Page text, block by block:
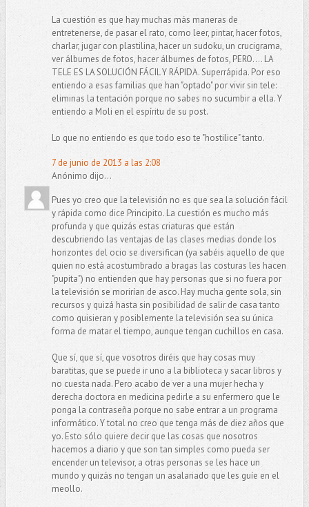
La cuestión es que hay muchas más maneras de
entretenerse, de pasar el rato, como leer, pintar, hacer fotos,
charlar, jugar con plastilina, hacer un sudoku, un crucigrama,
ver álbumes de fotos, hacer álbumes de fotos, PERO.... LA
TELE ES LA SOLUCIÓN FÁCIL Y RÁPIDA. Superrápida. Por eso
entiendo a esas familias que han "optado" por vivir sin tele:
eliminas la tentación porque no sabes no sucumbir a ella. Y
entiendo a Moli en el espíritu de su post.
Lo que no entiendo es que todo eso te "hostilice" tanto.
7 de junio de 2013 a las 2:08
Anónimo dijo...
Pues yo creo que la televisión no es que sea la solución fácil
y rápida como dice Principito. La cuestión es mucho más
profunda y que quizás estas criaturas que están
descubriendo las ventajas de las clases medias donde los
horizontes del ocio se diversifican (ya sabéis aquello de que
quien no está acostumbrado a bragas las costuras les hacen
"pupita") no entienden que hay personas que si no fuera por
la televisión se morirían de asco. Hay mucha gente sola, sin
recursos y quizá hasta sin posibilidad de salir de casa tanto
como quisieran y posiblemente la televisión sea su única
forma de matar el tiempo, aunque tengan cuchillos en casa.
Que sí, que sí, que vosotros diréis que hay cosas muy
baratitas, que se puede ir uno a la biblioteca y sacar libros y
no cuesta nada. Pero acabo de ver a una mujer hecha y
derecha doctora en medicina pedirle a su enfermero que le
ponga la contraseña porque no sabe entrar a un programa
informático. Y total no creo que tenga más de diez años que
yo. Esto sólo quiere decir que las cosas que nosotros
hacemos a diario y que son tan simples como pueda ser
encender un televisor, a otras personas se les hace un
mundo y quizás no tengan un asalariado que les guíe en el
meollo.